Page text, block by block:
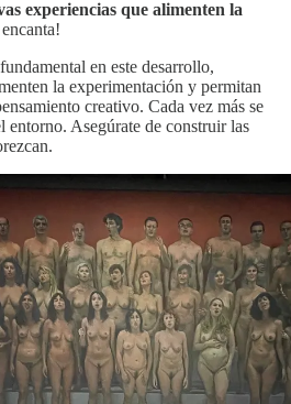
experiencias que alimenten la
en este desarrollo,
la experimentación y permitan
creativo. Cada vez más se
entorno. Asegúrate de construir las